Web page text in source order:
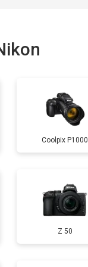
Coolpix P1000
Z 50